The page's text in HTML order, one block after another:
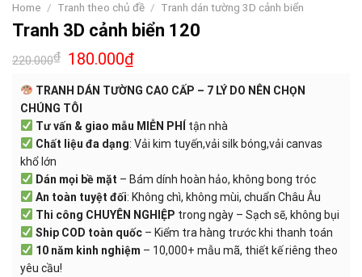
Home / Tranh theo chủ đề / Tranh dán tường 3D cảnh biển
Tranh 3D cảnh biển 120
220.000₫ 180.000₫
TRANH DÁN TƯỜNG CAO CẤP – 7 LÝ DO NÊN CHỌN
CHÚNG TÔI
Tư vấn & giao mẫu MIỄN PHÍ tận nhà
Chất liệu đa dạng: Vải kim tuyến,vải silk bóng,vải canvas
khổ lớn
Dán mọi bề mặt – Bám dính hoàn hảo, không bong tróc
An toàn tuyệt đối: Không chì, không mùi, chuẩn Châu Âu
Thi công CHUYÊN NGHIỆP trong ngày – Sạch sẽ, không bụi
Ship COD toàn quốc– Kiểm tra hàng trước khi thanh toán
10 năm kinh nghiệm – 10,000+ mẫu mã, thiết kế riêng theo
yêu cầu!